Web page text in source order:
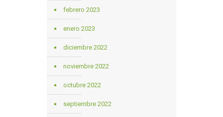
febrero 2023
enero 2023
diciembre 2022
noviembre 2022
octubre 2022
septiembre 2022